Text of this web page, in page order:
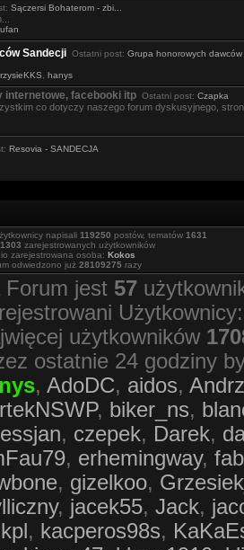
Sączersi Bohaterom - zbi...
Sandecji Ostatni post: Grupa honorowych dawców
hanys
internetowe, facebooki itp Ostatni post: Czapka
co dotyczy naszego forum dyskusyjnego,
Resovia - SANDECJA
napisali 119250 postów, tematów 1631
1303 zarejestrowanych użytkowników
zarejestrowana osoba: Kokos
odwiedzono już 28109275 razy
Forum jest 57
użytkowników
ostatnie 24 godziny
, AdoDC, aidos,
, biker_ns,
, czepek, Darek,
, erhemingway,
, gizelkoo,
, jacek55, Jack,
, kacperos98s,